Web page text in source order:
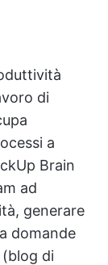
di
a
Brain
ad
generare
domande
di